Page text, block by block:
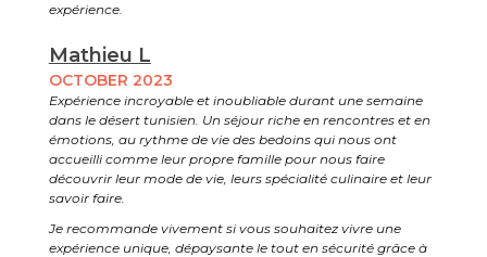
expérience.
Mathieu L
OCTOBER 2023
Expérience incroyable et inoubliable durant une semaine
dans le désert tunisien. Un séjour riche en rencontres et en
émotions, au rythme de vie des bedoins qui nous ont
accueilli comme leur propre famille pour nous faire
découvrir leur mode de vie, leurs spécialité culinaire et leur
savoir faire.
Je recommande vivement si vous souhaitez vivre une
expérience unique, dépaysante le tout en sécurité grâce à